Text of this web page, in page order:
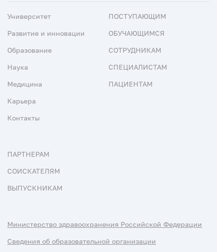
Университет
Развитие и инновации
Образование
Наука
Медицина
Карьера
Контакты
ПОСТУПАЮЩИМ
ОБУЧАЮЩИМСЯ
СОТРУДНИКАМ
СПЕЦИАЛИСТАМ
ПАЦИЕНТАМ
ПАРТНЕРАМ
СОИСКАТЕЛЯМ
ВЫПУСКНИКАМ
Министерство здравоохранения Российской Федерации
Сведения об образовательной организации